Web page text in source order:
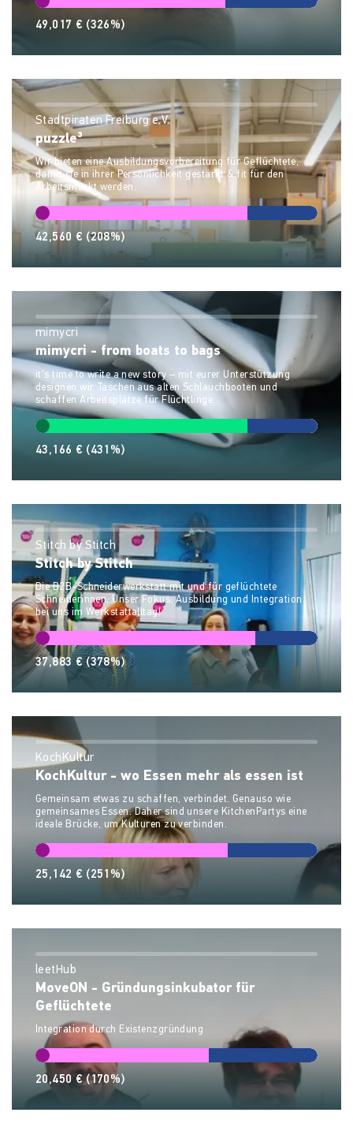
49,017 € (326%)
Stadtpiraten Freiburg e.V.
puzzle³
Wir bieten eine Ausbildungsvorbereitung für Geflüchtete,
damit sie in ihrer Persönlichkeit gestärkt & fit für den
Arbeitsmarkt werden.
42,560 € (208%)
mimycri
mimycri - from boats to bags
it's time to write a new story – mit eurer Unterstützung
designen wir Taschen aus alten Schlauchbooten und
schaffen Arbeitsplätze für Flüchtlinge.
43,166 € (431%)
Stitch by Stitch
Stitch by Stitch
Die B2B-Schneiderwerkstatt mit und für geflüchtete
Schneiderinnen. Unser Fokus: Ausbildung und Integration
bei uns im Werkstattalltag!
37,883 €(378%)
KochKultur
KochKultur - wo Essen mehr als essen ist
Gemeinsam etwas zu schaffen, verbindet. Genauso wie
gemeinsames Essen. Daher sind unsere KitchenPartys eine
ideale Brücke, um Kulturen zu verbinden.
25,142 € (251%)
leetHub
MoveON - Gründungsinkubator für
Geflüchtete
Integration durch Existenzgründung
20,450 €(170%)